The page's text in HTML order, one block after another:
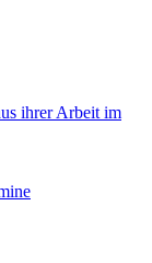
ihrer Arbeit im